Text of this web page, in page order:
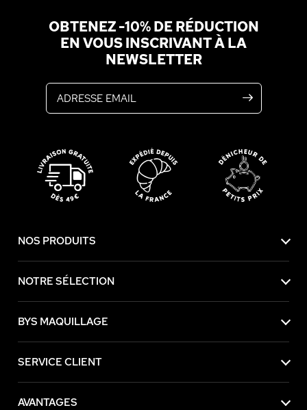
OBTENEZ -10% DE RÉDUCTION
EN VOUS INSCRIVANT À LA
NEWSLETTER
NOS PRODUITS
NOTRE SÉLECTION
BYS MAQUILLAGE
SERVICE CLIENT
AVANTAGES